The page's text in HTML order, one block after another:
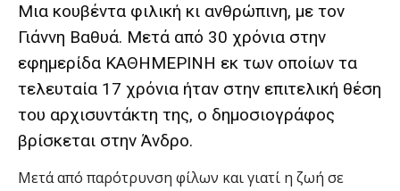
Μια κουβέντα φιλική κι ανθρώπινη, με τον
Γιάννη Βαθυά. Μετά από 30 χρόνια στην
εφημερίδα ΚΑΘΗΜΕΡΙΝΗ εκ των οποίων τα
τελευταία 17 χρόνια ήταν στην επιτελική θέση
του αρχισυντάκτη της, ο δημοσιογράφος
βρίσκεται στην Άνδρο.
Μετά από παρότρυνση φίλων και γιατί η ζωή σε